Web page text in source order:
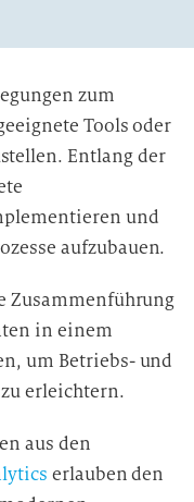
zum
Tools oder
Entlang der
und
aufzubauen.
Zusammenführung
in einem
um Betriebs- und
zu erleichtern.
aus den
erlauben den